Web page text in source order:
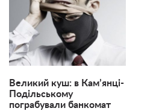
Великий куш: в Кам’янці-
Подільському
пограбували банкомат